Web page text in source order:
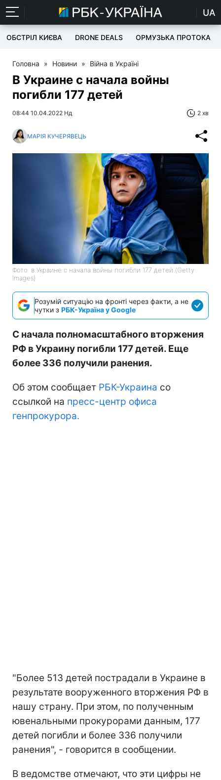
UA
ОБСТРІЛ КИЄВА DRONE DEALS ОРМУЗЬКА ПРОТОКА
Головна » Новини » Війна в Україні
В Украине с начала войны
погибли 177 детей
08:44 10.04.2022 Нд 2 хв
МАРІЯ КУЧЕРЯВЕЦЬ
Фото: в Украине с начала войны погибли 177 детей (Getty
Images)
Розумій ситуацію на фронті через факти, а не
чутки з РБК-Україна у Google
С начала полномасштабного вторжения
РФ в Украину погибли 177 детей. Еще
более 336 получили ранения.
Об этом сообщает РБК-Украина со
ссылкой на пресс-центр офиса
генпрокурора.
"Более 513 детей пострадали в Украине в
результате вооруженного вторжения РФ в
нашу страну. При этом, по полученным
ювенальными прокурорами данным, 177
детей погибли и более 336 получили
ранения", - говорится в сообщении.
В ведомстве отмечают, что эти цифры не